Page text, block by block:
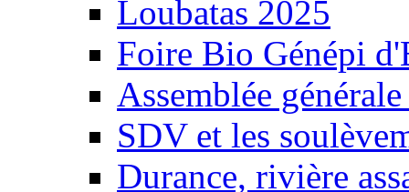
Loubatas 2025
Foire Bio Génépi
Assemblée
SDV et les
Durance, rivière